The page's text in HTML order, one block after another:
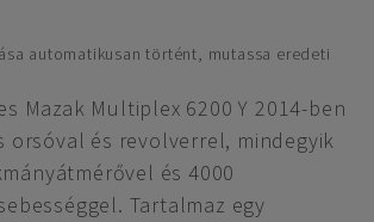
automatikusan történt, mutassa eredeti
Mazak Multiplex 6200 Y 2014-ben
orsóval és revolverrel, mindegyik
és 4000
Tartalmaz egy